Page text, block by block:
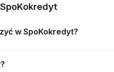
w SpoKokredyt?